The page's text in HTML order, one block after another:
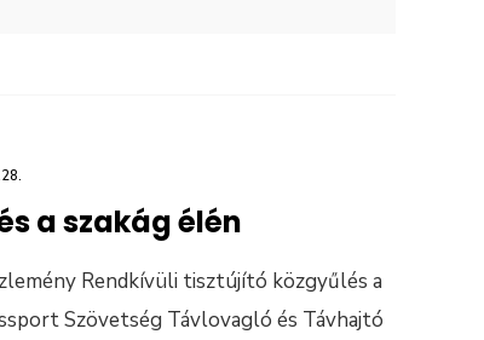
a szakág élén
Rendkívüli tisztújító közgyűlés a
Szövetség Távlovagló és Távhajtó